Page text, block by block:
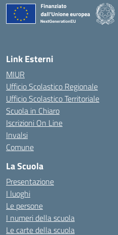
Link Esterni
MIUR
Ufficio Scolastico Regionale
Ufficio Scolastico Territoriale
Scuola in Chiaro
Iscrizioni On Line
Invalsi
Comune
La Scuola
Presentazione
I luoghi
Le persone
I numeri della scuola
Le carte della scuola